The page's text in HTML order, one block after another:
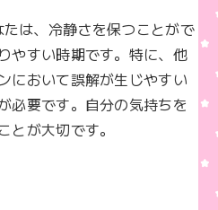
は、冷静さを保つことがで
やすい時期です。特に、他
において誤解が生じやすい
必要です。自分の気持ちを
とが大切です。